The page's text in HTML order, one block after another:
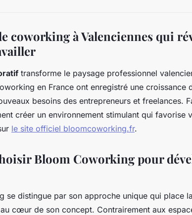
coworking à Valenciennes qui
transforme le paysage professionnel
en France ont enregistré une croissance
besoins des entrepreneurs et freelances.
créer un environnement stimulant qui favorise
le site officiel bloomcoworking.fr.
Bloom Coworking pour
se distingue par son approche unique qui place la
au cœur de son concept. Contrairement aux